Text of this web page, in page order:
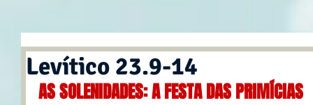
Levítico 23.9-14
AS SOLENIDADES: A FESTA DAS PRIMÍCIAS